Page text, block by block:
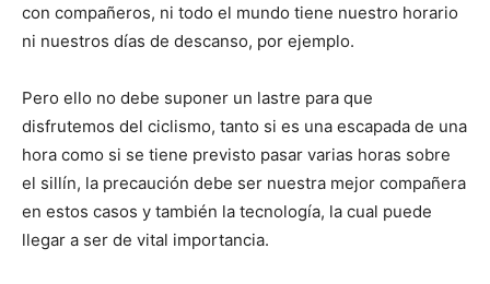
con compañeros, ni todo el mundo tiene nuestro horario
ni nuestros días de descanso, por ejemplo.
Pero ello no debe suponer un lastre para que
disfrutemos del ciclismo, tanto si es una escapada de una
hora como si se tiene previsto pasar varias horas sobre
el sillín, la precaución debe ser nuestra mejor compañera
en estos casos y también la tecnología, la cual puede
llegar a ser de vital importancia.